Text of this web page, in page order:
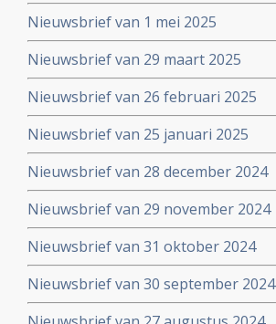
Nieuwsbrief van 1 mei 2025
Nieuwsbrief van 29 maart 2025
Nieuwsbrief van 26 februari 2025
Nieuwsbrief van 25 januari 2025
Nieuwsbrief van 28 december 2024
Nieuwsbrief van 29 november 2024
Nieuwsbrief van 31 oktober 2024
Nieuwsbrief van 30 september 2024